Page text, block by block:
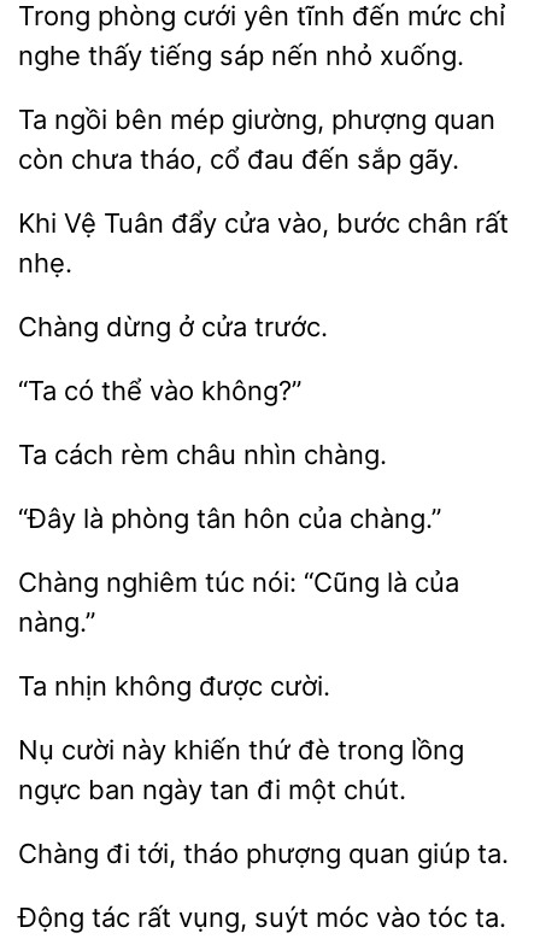
Trong phòng cưới
tĩnh đến mức chỉ
thấy tiếng sáp nến nhỏ
Ta ngồi bên
phượng quan
còn chưa tháo, cổ đau đến sắp
Khi Vệ đẩy cửa bước chân rất
dừng trước.
vào không?”
Ta châu nhìn
“Đây phòng hôn chàng.”
nghiêm túc nói:
của
nàng.”
không cười.
cười này khiến
trong lồng
ngực ban ngày tan đi một chút.
Chàng tới, phượng quan giúp
Động tác suýt móc vào ta.